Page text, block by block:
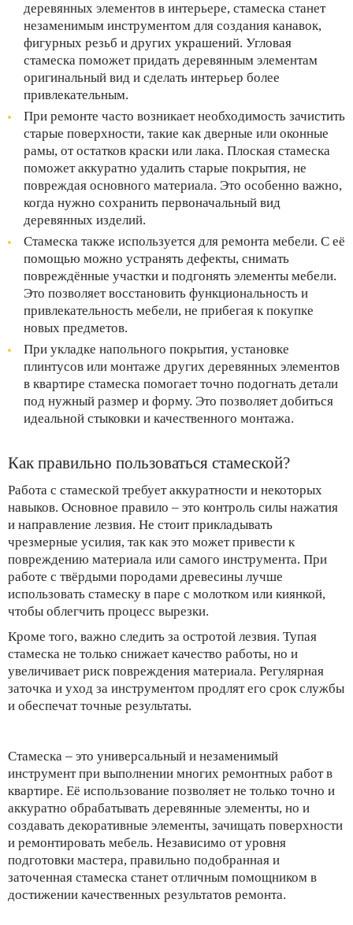
деревянных элементов в интерьере, стамеска станет
незаменимым инструментом для создания канавок,
фигурных резьб и других украшений. Угловая
стамеска поможет придать деревянным элементам
оригинальный вид и сделать интерьер более
привлекательным.
При ремонте часто возникает необходимость зачистить
старые поверхности, такие как дверные или оконные
рамы, от остатков краски или лака. Плоская стамеска
поможет аккуратно удалить старые покрытия, не
повреждая основного материала. Это особенно важно,
когда нужно сохранить первоначальный вид
деревянных изделий.
Стамеска также используется для ремонта мебели. С её
помощью можно устранять дефекты, снимать
повреждённые участки и подгонять элементы мебели.
Это позволяет восстановить функциональность и
привлекательность мебели, не прибегая к покупке
новых предметов.
При укладке напольного покрытия, установке
плинтусов или монтаже других деревянных элементов
в квартире стамеска помогает точно подогнать детали
под нужный размер и форму. Это позволяет добиться
идеальной стыковки и качественного монтажа.
Как правильно пользоваться стамеской?
Работа с стамеской требует аккуратности и некоторых
навыков. Основное правило – это контроль силы нажатия
и направление лезвия. Не стоит прикладывать
чрезмерные усилия, так как это может привести к
повреждению материала или самого инструмента. При
работе с твёрдыми породами древесины лучше
использовать стамеску в паре с молотком или киянкой,
чтобы облегчить процесс вырезки.
Кроме того, важно следить за остротой лезвия. Тупая
стамеска не только снижает качество работы, но и
увеличивает риск повреждения материала. Регулярная
заточка и уход за инструментом продлят его срок службы
и обеспечат точные результаты.
Стамеска – это универсальный и незаменимый
инструмент при выполнении многих ремонтных работ в
квартире. Её использование позволяет не только точно и
аккуратно обрабатывать деревянные элементы, но и
создавать декоративные элементы, зачищать поверхности
и ремонтировать мебель. Независимо от уровня
подготовки мастера, правильно подобранная и
заточенная стамеска станет отличным помощником в
достижении качественных результатов ремонта.